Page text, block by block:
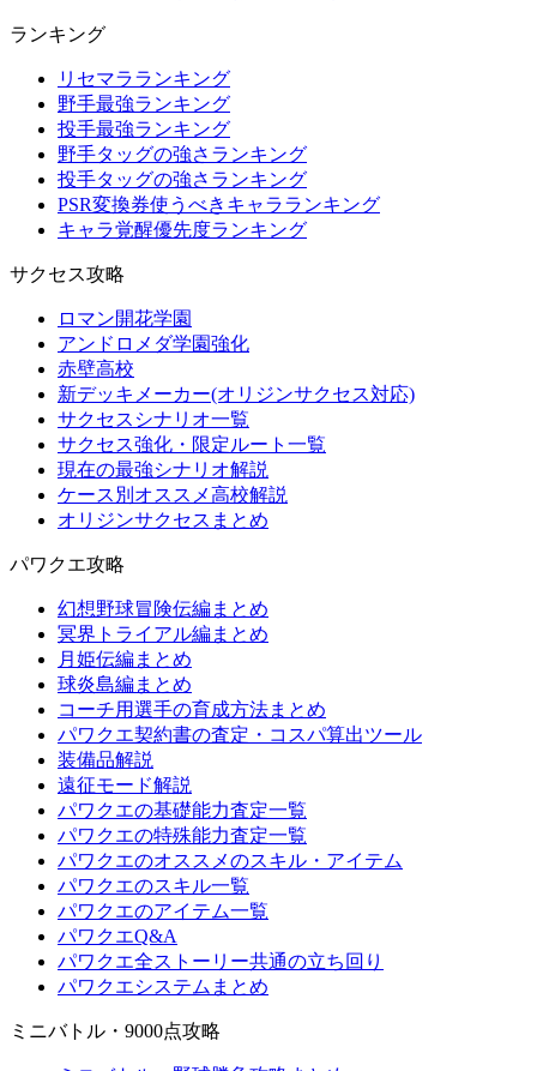
ランキング
リセマラランキング
野手最強ランキング
投手最強ランキング
野手タッグの強さランキング
投手タッグの強さランキング
PSR変換券使うべきキャラランキング
キャラ覚醒優先度ランキング
サクセス攻略
ロマン開花学園
アンドロメダ学園強化
赤壁高校
新デッキメーカー(オリジンサクセス対応)
サクセスシナリオ一覧
サクセス強化・限定ルート一覧
現在の最強シナリオ解説
ケース別オススメ高校解説
オリジンサクセスまとめ
パワクエ攻略
幻想野球冒険伝編まとめ
冥界トライアル編まとめ
月姫伝編まとめ
球炎島編まとめ
コーチ用選手の育成方法まとめ
パワクエ契約書の査定・コスパ算出ツール
装備品解説
遠征モード解説
パワクエの基礎能力査定一覧
パワクエの特殊能力査定一覧
パワクエのオススメのスキル・アイテム
パワクエのスキル一覧
パワクエのアイテム一覧
パワクエQ&A
パワクエ全ストーリー共通の立ち回り
パワクエシステムまとめ
ミニバトル・9000点攻略